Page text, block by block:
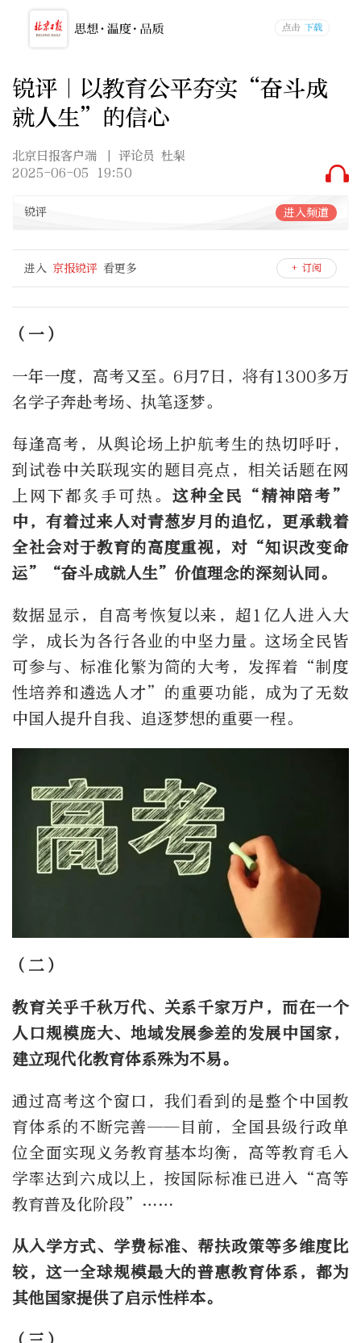
锐评｜以教育公平夯实“奋斗成
就人生”的信心
北京日报客户端
| 评论员 杜梨
2025-06-05 19:50
锐评 进入频道
进入 京报锐评 看更多 + 订阅
（一）
一年一度，高考又至。6月7日，将有1300多万
名学子奔赴考场、执笔逐梦。
每逢高考，从舆论场上护航考生的热切呼吁，
到试卷中关联现实的题目亮点，相关话题在网
上网下都炙手可热。 这种全民“精神陪考”
中，有着过来人对青葱岁月的追忆，更承载着
全社会对于教育的高度重视，对“知识改变命
运”“奋斗成就人生”价值理念的深刻认同。
数据显示，自高考恢复以来，超1亿人进入大
学，成长为各行各业的中坚力量。这场全民皆
可参与、标准化繁为简的大考，发挥着“制度
性培养和遴选人才”的重要功能，成为了无数
中国人提升自我、追逐梦想的重要一程。
（二）
教育关乎千秋万代、关系千家万户，而在一个
人口规模庞大、地域发展参差的发展中国家，
建立现代化教育体系殊为不易。
通过高考这个窗口，我们看到的是整个中国教
育体系的不断完善——目前，全国县级行政单
位全面实现义务教育基本均衡，高等教育毛入
学率达到六成以上，按国际标准已进入“高等
教育普及化阶段”……
从入学方式、学费标准、帮扶政策等多维度比
较，这一全球规模最大的普惠教育体系，都为
其他国家提供了启示性样本。